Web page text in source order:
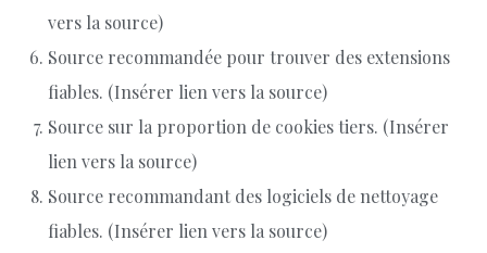
vers la source)
Source recommandée pour trouver des extensions
fiables. (Insérer lien vers la source)
Source sur la proportion de cookies tiers. (Insérer
lien vers la source)
Source recommandant des logiciels de nettoyage
fiables. (Insérer lien vers la source)